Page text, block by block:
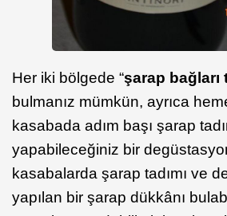
Her iki bölgede “şarap bağları
bulmanız mümkün, ayrıca
kasabada adım başı şarap
yapabileceğiniz bir
kasabalarda şarap tadımı ve
yapılan bir şarap dükkânı